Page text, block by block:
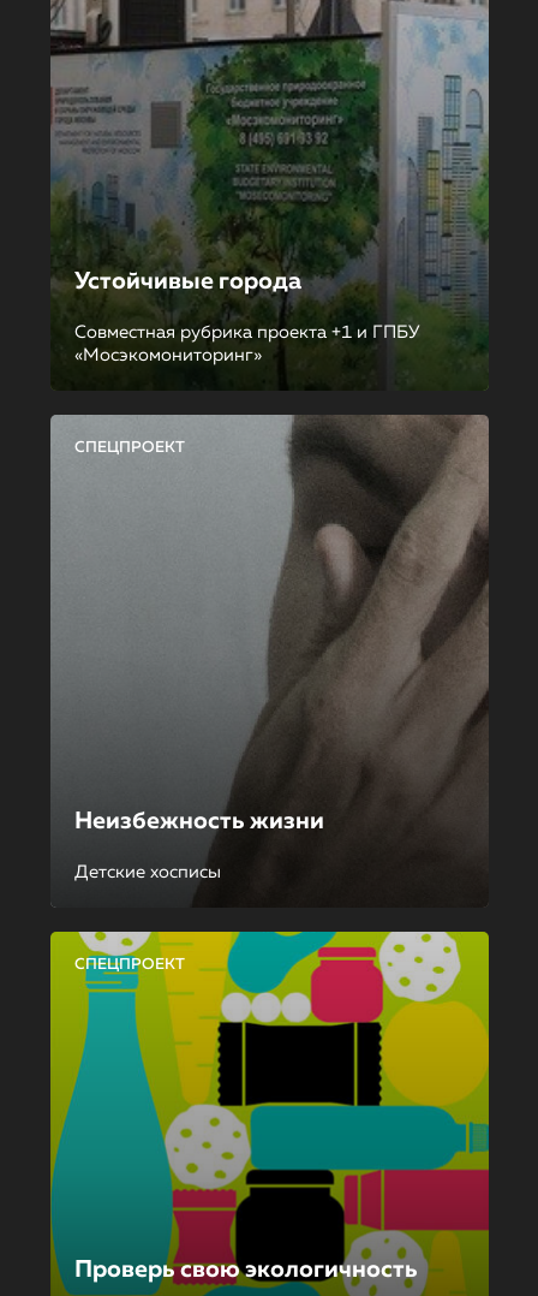
Устойчивые города
Совместная рубрика проекта +1 и ГПБУ
«Мосэкомониторинг»
СПЕЦПРОЕКТ
Неизбежность жизни
Детские хосписы
СПЕЦПРОЕКТ
Проверь свою экологичность